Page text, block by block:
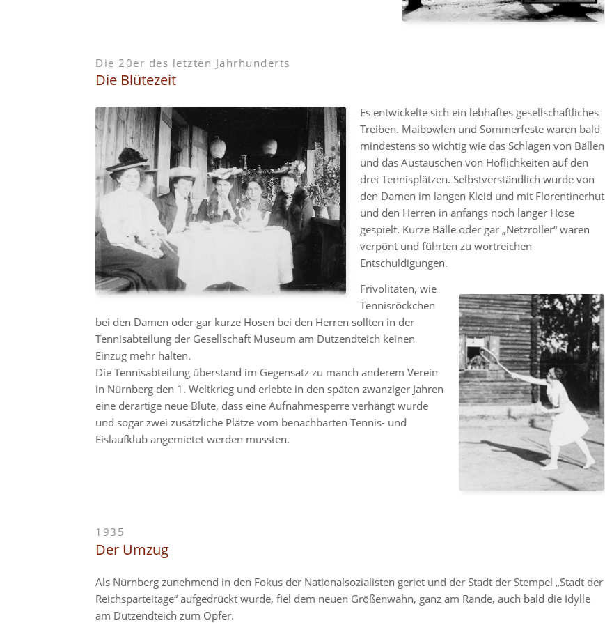
Die 20er des letzten Jahrhunderts
Die Blütezeit
Es entwickelte sich ein lebhaftes gesellschaftliches
Treiben. Maibowlen und Sommerfeste waren bald
mindestens so wichtig wie das Schlagen von Bällen
und das Austauschen von Höflichkeiten auf den
drei Tennisplätzen. Selbstverständlich wurde von
den Damen im langen Kleid und mit Florentinerhut
und den Herren in anfangs noch langer Hose
gespielt. Kurze Bälle oder gar „Netzroller“ waren
verpönt und führten zu wortreichen
Entschuldigungen.
Frivolitäten, wie
Tennisröckchen
bei den Damen oder gar kurze Hosen bei den Herren sollten in der
Tennisabteilung der Gesellschaft Museum am Dutzendteich keinen
Einzug mehr halten.
Die Tennisabteilung überstand im Gegensatz zu manch anderem Verein
in Nürnberg den 1. Weltkrieg und erlebte in den späten zwanziger Jahren
eine derartige neue Blüte, dass eine Aufnahmesperre verhängt wurde
und sogar zwei zusätzliche Plätze vom benachbarten Tennis- und
Eislaufklub angemietet werden mussten.
1935
Der Umzug
Als Nürnberg zunehmend in den Fokus der Nationalsozialisten geriet und der Stadt der Stempel „Stadt der
Reichsparteitage“ aufgedrückt wurde, fiel dem neuen Größenwahn, ganz am Rande, auch bald die Idylle
am Dutzendteich zum Opfer.